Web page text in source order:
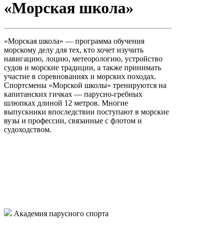
«Морская школа»
«Морская школа» — программа обучения
морскому делу для тех, кто хочет изучить
навигацию, лоцию, метеорологию, устройство
судов и морские традиции, а также принимать
участие в соревнованиях и морских походах.
Спортсмены «Морской школы» тренируются на
капитанских гичках — парусно-гребных
шлюпках длиной 12 метров. Многие
выпускники впоследствии поступают в морские
вузы и профессии, связанные с флотом и
судоходством.
Академия парусного спорта